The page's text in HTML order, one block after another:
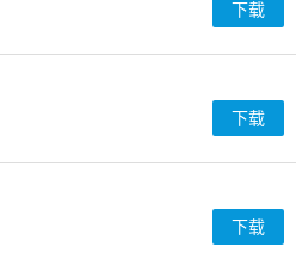
下载
下载
下载